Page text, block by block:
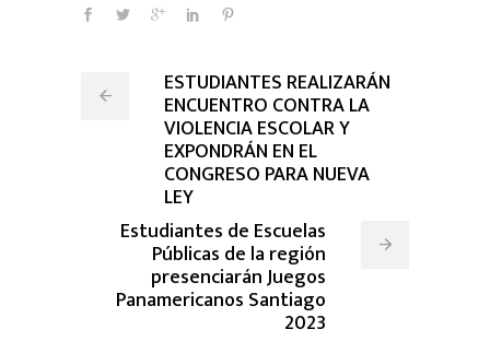
ESTUDIANTES REALIZARÁN
ENCUENTRO CONTRA LA
VIOLENCIA ESCOLAR Y
EXPONDRÁN EN EL
CONGRESO PARA NUEVA
LEY
Estudiantes de Escuelas
Públicas de la región
presenciarán Juegos
Panamericanos Santiago
2023